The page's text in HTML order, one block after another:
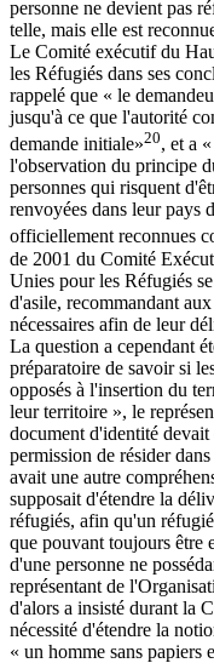
personne ne devient pas
telle, mais elle est
Le Comité exécutif du
les Réfugiés dans ses
rappelé que « le
jusqu'à ce que l'autorité
demande initiale»20, et a
l'observation du principe
personnes qui risquent
renvoyées dans leur pays
officiellement reconnues
de 2001 du Comité
Unies pour les Réfugiés
d'asile, recommandant
nécessaires afin de leur
La question a cependant
préparatoire de savoir si
opposés à l'insertion du
leur territoire », le
document d'identité devait
permission de résider
avait une autre
supposait d'étendre la
réfugiés, afin qu'un
que pouvant toujours être
d'une personne ne
représentant de
d'alors a insisté durant la
nécessité d'étendre la
« un homme sans papiers